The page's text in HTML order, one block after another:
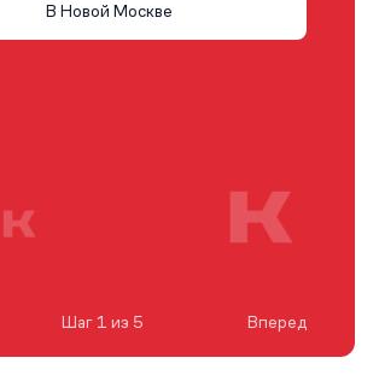
В Новой Москве
Шаг 1 из 5 Вперед